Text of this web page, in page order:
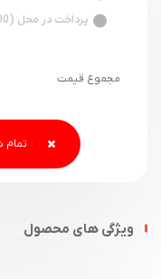
پرداخت در محل (500.000 پیش پرداخت)
مجموع قیمت
ویژگی های محصول